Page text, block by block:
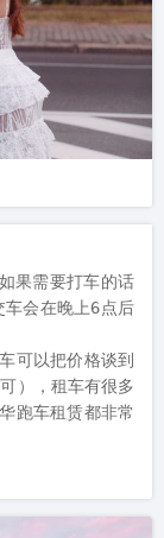
果需要打车的话
会在晚上6点后
可以把价格谈到
），租车有很多
跑车租赁都非常